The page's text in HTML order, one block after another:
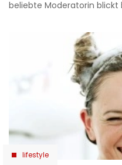
beliebte Moderatorin
lifestyle